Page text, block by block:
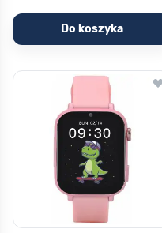
Do koszyka